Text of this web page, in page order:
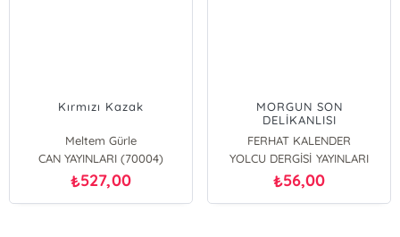
Kırmızı Kazak
Meltem Gürle
CAN YAYINLARI (70004)
₺527,00
MORGUN SON
DELİKANLISI
FERHAT KALENDER
YOLCU DERGİSİ YAYINLARI
₺56,00